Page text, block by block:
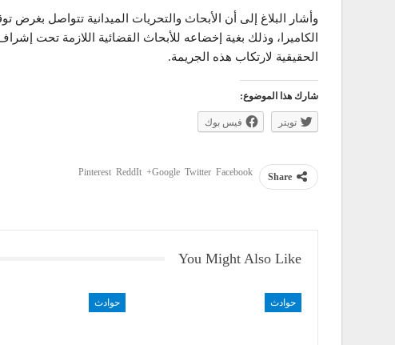
وأشار البلاغ إلى أن الأبحاث والتحريات الميدانية تتواصل
الكاميرا، وذلك بغية إخضاعه للأبحاث القضائية اللازمة تحت
الحقيقية لارتكاب هذه الجريمة.
شارك هذا الموضوع:
تويتر فيس بوك
Share
Facebook
Twitter
Google+
ReddIt
Pinterest
You Might Also Like
حوادث حوادث